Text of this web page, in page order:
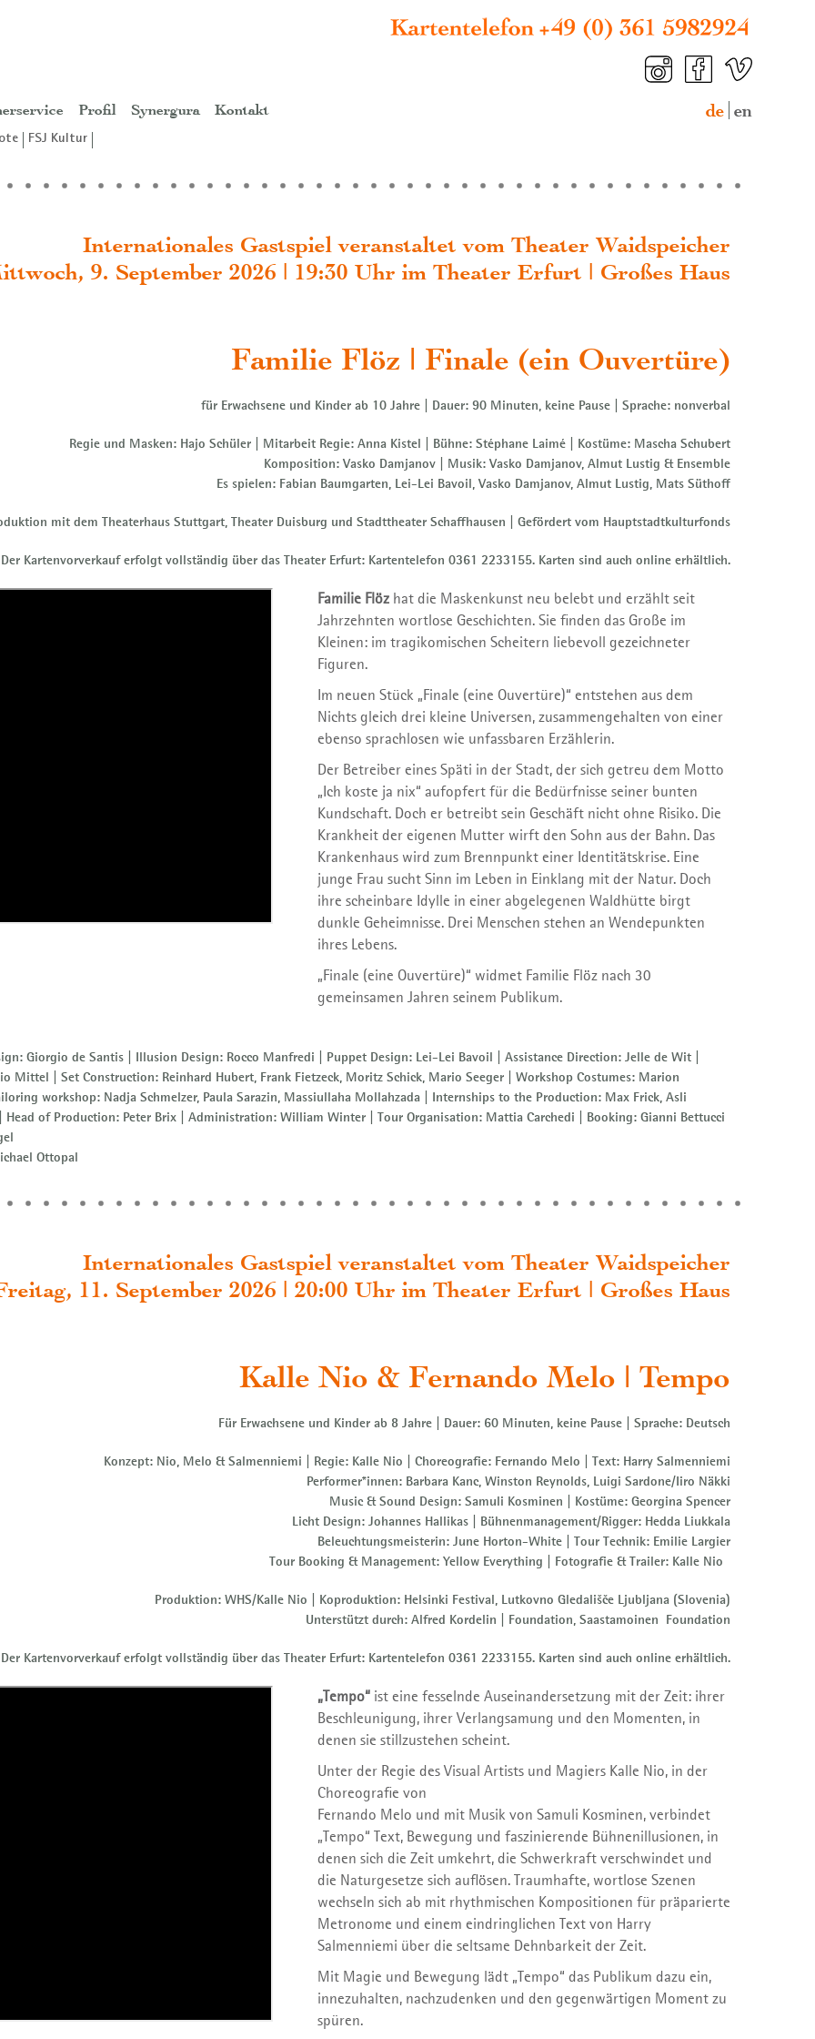
Profil Synergura Kontakt de en
FSJ Kultur
Internationales Gastspiel veranstaltet vom Theater Waidspeicher
9. September 2026 | 19:30 Uhr im Theater Erfurt | Großes Haus
Familie Flöz | Finale (ein Ouvertüre)
für Erwachsene und Kinder ab 10 Jahre | Dauer: 90 Minuten, keine Pause | Sprache: nonverbal
Regie und Masken: Hajo Schüler | Mitarbeit Regie: Anna Kistel | Bühne: Stéphane Laimé | Kostüme: Mascha Schubert
Komposition: Vasko Damjanov | Musik: Vasko Damjanov, Almut Lustig & Ensemble
Es spielen: Fabian Baumgarten, Lei-Lei Bavoil, Vasko Damjanov, Almut Lustig, Mats Süthoff
mit dem Theaterhaus Stuttgart, Theater Duisburg und Stadttheater Schaffhausen | Gefördert vom Hauptstadtkulturfonds
Der Kartenvorverkauf erfolgt vollständig über das Theater Erfurt: Kartentelefon 0361 2233155. Karten sind auch online erhältlich.
Familie Flözhat die Maskenkunst neu belebt und erzählt seit
Jahrzehnten wortlose Geschichten. Sie finden das Große im
Kleinen: im tragikomischen Scheitern liebevoll gezeichneter
Figuren.
Im neuen Stück „Finale (eine Ouvertüre)“ entstehen aus dem
Nichts gleich drei kleine Universen, zusammengehalten von einer
ebenso sprachlosen wie unfassbaren Erzählerin.
Der Betreiber eines Späti in der Stadt, der sich getreu dem Motto
„Ich koste ja nix“ aufopfert für die Bedürfnisse seiner bunten
Kundschaft. Doch er betreibt sein Geschäft nicht ohne Risiko. Die
Krankheit der eigenen Mutter wirft den Sohn aus der Bahn. Das
Krankenhaus wird zum Brennpunkt einer Identitätskrise. Eine
junge Frau sucht Sinn im Leben in Einklang mit der Natur. Doch
ihre scheinbare Idylle in einer abgelegenen Waldhütte birgt
dunkle Geheimnisse. Drei Menschen stehen an Wendepunkten
ihres Lebens.
„Finale (eine Ouvertüre)“ widmet Familie Flöz nach 30
gemeinsamen Jahren seinem Publikum.
Giorgio de Santis | Illusion Design: Rocco Manfredi | Puppet Design: Lei-Lei Bavoil | Assistance Direction: Jelle de Wit |
Mittel | Set Construction: Reinhard Hubert, Frank Fietzeck, Moritz Schick, Mario Seeger | Workshop Costumes: Marion
workshop: Nadja Schmelzer, Paula Sarazin, Massiullaha Mollahzada | Internships to the Production: Max Frick, Asli
Head of Production: Peter Brix | Administration: William Winter | Tour Organisation: Mattia Carchedi | Booking: Gianni Bettucci
Ottopal
Internationales Gastspiel veranstaltet vom Theater Waidspeicher
11. September 2026 | 20:00 Uhr im Theater Erfurt | Großes Haus
Kalle Nio & Fernando Melo | Tempo
Für Erwachsene und Kinder ab 8 Jahre | Dauer: 60 Minuten, keine Pause | Sprache: Deutsch
Konzept: Nio, Melo & Salmenniemi | Regie: Kalle Nio | Choreografie: Fernando Melo | Text: Harry Salmenniemi
Performer*innen: Barbara Kanc, Winston Reynolds, Luigi Sardone/Iiro Näkki
Music & Sound Design: Samuli Kosminen | Kostüme: Georgina Spencer
Licht Design: Johannes Hallikas | Bühnenmanagement/Rigger: Hedda Liukkala
Beleuchtungsmeisterin: June Horton-White | Tour Technik: Emilie Largier
Tour Booking & Management: Yellow Everything | Fotografie & Trailer: Kalle Nio
Produktion: WHS/Kalle Nio | Koproduktion: Helsinki Festival, Lutkovno Gledališče Ljubljana (Slovenia)
Unterstützt durch: Alfred Kordelin | Foundation, Saastamoinen Foundation
Der Kartenvorverkauf erfolgt vollständig über das Theater Erfurt: Kartentelefon 0361 2233155. Karten sind auch online erhältlich.
„Tempo“ist eine fesselnde Auseinandersetzung mit der Zeit: ihrer
Beschleunigung, ihrer Verlangsamung und den Momenten, in
denen sie stillzustehen scheint.
Unter der Regie des Visual Artists und Magiers Kalle Nio, in der
Choreografie von
Fernando Melo und mit Musik von Samuli Kosminen, verbindet
„Tempo“ Text, Bewegung und faszinierende Bühnenillusionen, in
denen sich die Zeit umkehrt, die Schwerkraft verschwindet und
die Naturgesetze sich auflösen. Traumhafte, wortlose Szenen
wechseln sich ab mit rhythmischen Kompositionen für präparierte
Metronome und einem eindringlichen Text von Harry
Salmenniemi über die seltsame Dehnbarkeit der Zeit.
Mit Magie und Bewegung lädt „Tempo“ das Publikum dazu ein,
innezuhalten, nachzudenken und den gegenwärtigen Moment zu
spüren.